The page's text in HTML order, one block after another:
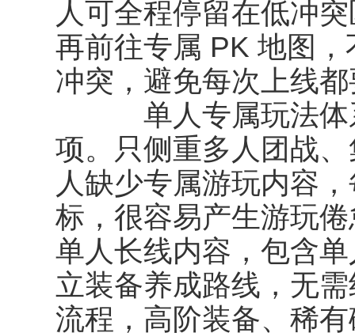
人可全程停留在低冲
再前往专属 PK 地图
冲突，避免每次上线
单人专属玩法体系
项。只侧重多人团战
人缺少专属游玩内容
标，很容易产生游玩
单人长线内容，包含
立装备养成路线，无
流程，高阶装备、稀